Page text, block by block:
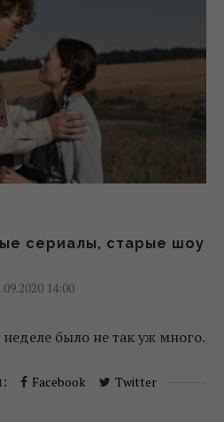
сериалы, старые шоу
14:00
было не так уж много.
Facebook Twitter